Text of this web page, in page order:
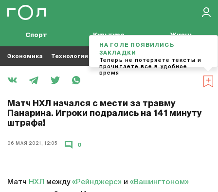
Спорт Культура Жизнь
Экономика Технологии Кино Футбол
Матч НХЛ начался с мести за травму
Панарина. Игроки подрались на 141 минуту
штрафа!
06 МАЯ 2021, 12:05 0
Матч НХЛ между «Рейнджерс» и «Вашингтоном»
НА ГОЛЕ ПОЯВИЛИСЬ
ЗАКЛАДКИ
Теперь не потеряете тексты и
прочитаете все в удобное
время